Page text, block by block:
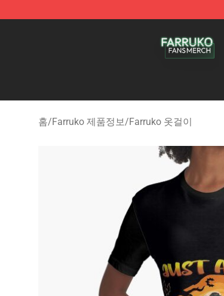
홈/Farruko 제품정보/Farruko 옷걸이